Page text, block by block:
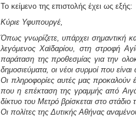
Το κείμενο της επιστολής έχει ως εξής:
Κύριε Υφυπουργέ,
Όπως γνωρίζετε, υπάρχει σημαντική
λεγόμενος Χαϊδαρίου, στη στροφή
παράταση της προθεσμίας για την
δημοσιεύματα, οι νέοι συρμοί που
Οι πληροφορίες αυτές μας
που η επέκταση της γραμμής από
δίκτυο του Μετρό βρίσκεται στο στάδιο
Οι πολίτες της Δυτικής Αθήνας